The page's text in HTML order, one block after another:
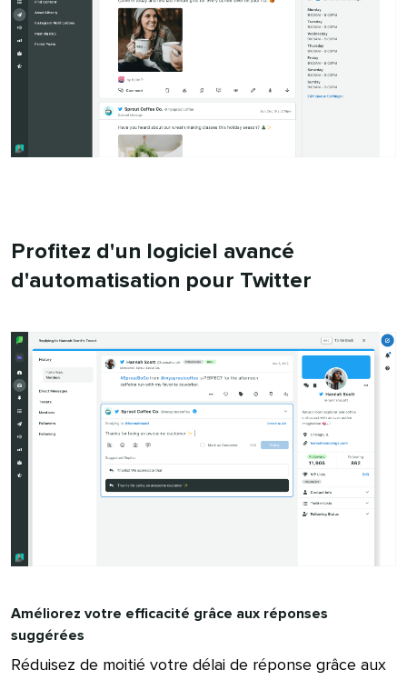
Profitez d'un logiciel avancé
d'automatisation pour Twitter​​
Améliorez votre efficacité grâce aux réponses
suggérées​​
Réduisez de moitié votre délai de réponse grâce aux